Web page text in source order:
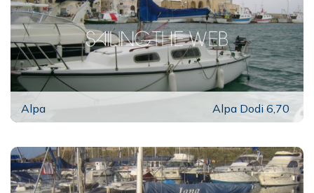
Alpa Alpa Dodi 6,70